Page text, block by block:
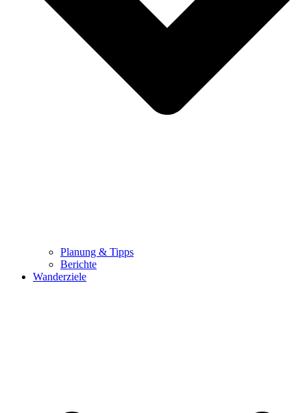
Planung & Tipps
Berichte
Wanderziele